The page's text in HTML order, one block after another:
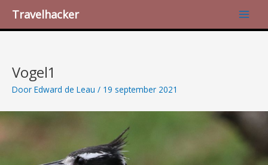
naar
de
Travelhacker
Main
Vogel1
Door Edward de Leau / 19 september 2021
navigatie